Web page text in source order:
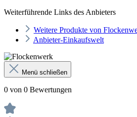
Weiterführende Links des Anbieters
Weitere Produkte von
Anbieter-Einkaufswelt
Menü schließen
0 von 0 Bewertungen